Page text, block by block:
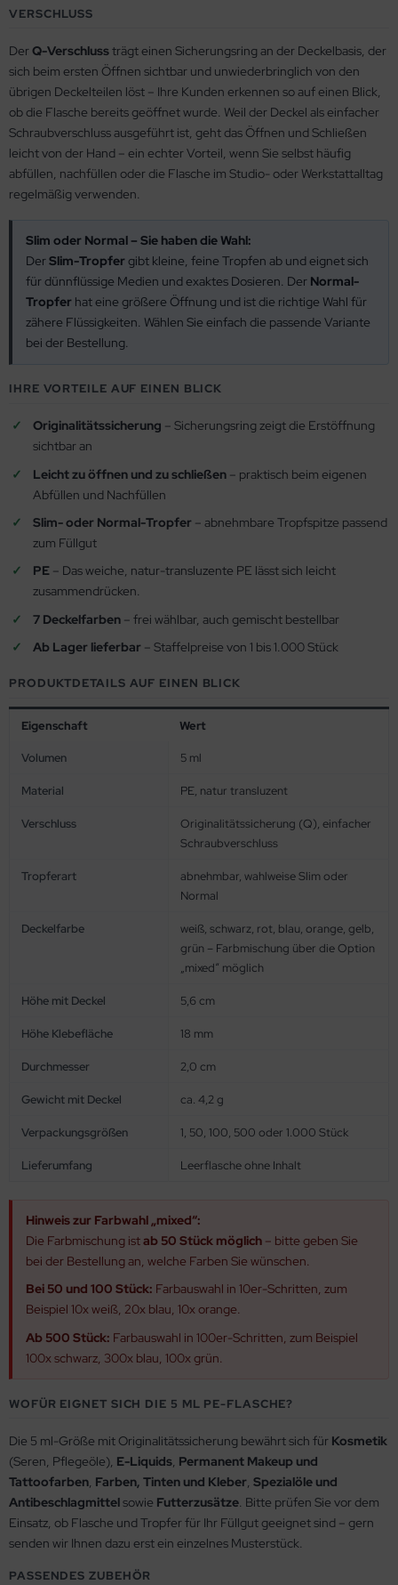
VERSCHLUSS
DerQ-Verschlussträgt einen Sicherungsring an der Deckelbasis, der
sich beim ersten Öffnen sichtbar und unwiederbringlich von den
übrigen Deckelteilen löst – Ihre Kunden erkennen so auf einen Blick,
ob die Flasche bereits geöffnet wurde. Weil der Deckel als einfacher
Schraubverschluss ausgeführt ist, geht das Öffnen und Schließen
leicht von der Hand – ein echter Vorteil, wenn Sie selbst häufig
abfüllen, nachfüllen oder die Flasche im Studio- oder Werkstattalltag
regelmäßig verwenden.
Slim oder Normal – Sie haben die Wahl:
DerSlim-Tropfergibt kleine, feine Tropfen ab und eignet sich
für dünnflüssige Medien und exaktes Dosieren. Der Normal-
Tropfer hat eine größere Öffnung und ist die richtige Wahl für
zähere Flüssigkeiten. Wählen Sie einfach die passende Variante
bei der Bestellung.
IHRE VORTEILE AUF EINEN BLICK
Originalitätssicherung – Sicherungsring zeigt die Erstöffnung
sichtbar an
Leicht zu öffnen und zu schließen– praktisch beim eigenen
Abfüllen und Nachfüllen
Slim- oder Normal-Tropfer– abnehmbare Tropfspitze passend
zum Füllgut
PE– Das weiche, natur-transluzente PE lässt sich leicht
zusammendrücken.
7 Deckelfarben– frei wählbar, auch gemischt bestellbar
Ab Lager lieferbar– Staffelpreise von 1 bis 1.000 Stück
PRODUKTDETAILS AUF EINEN BLICK
Eigenschaft
Wert
Volumen
5 ml
Material PE, natur transluzent
Verschluss
Originalitätssicherung (Q), einfacher
Schraubverschluss
Tropferart
abnehmbar, wahlweise Slim oder
Normal
Deckelfarbe
weiß, schwarz, rot, blau, orange, gelb,
grün – Farbmischung über die Option
„mixed“ möglich
Höhe mit Deckel 5,6 cm
Höhe Klebefläche 18 mm
Durchmesser 2,0 cm
Gewicht mit Deckel ca. 4,2 g
Verpackungsgrößen 1, 50, 100, 500 oder 1.000 Stück
Lieferumfang Leerflasche ohne Inhalt
Hinweis zur Farbwahl „mixed“:
Die Farbmischung istab 50 Stück möglich – bitte geben Sie
bei der Bestellung an, welche Farben Sie wünschen.
Bei 50 und 100 Stück: Farbauswahl in 10er-Schritten, zum
Beispiel 10x weiß, 20x blau, 10x orange.
Ab 500 Stück: Farbauswahl in 100er-Schritten, zum Beispiel
100x schwarz, 300x blau, 100x grün.
WOFÜR EIGNET SICH DIE 5 ML PE-FLASCHE?
Die 5 ml-Größe mit Originalitätssicherung bewährt sich für Kosmetik
(Seren, Pflegeöle), E-Liquids, Permanent Makeup und
Tattoofarben, Farben, Tinten und Kleber, Spezialöle und
Antibeschlagmittelsowie Futterzusätze. Bitte prüfen Sie vor dem
Einsatz, ob Flasche und Tropfer für Ihr Füllgut geeignet sind – gern
senden wir Ihnen dazu erst ein einzelnes Musterstück.
PASSENDES ZUBEHÖR